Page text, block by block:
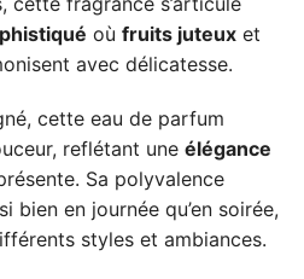
où fruits juteux et
avec délicatesse.
cette eau de parfum
reflétant une élégance
Sa polyvalence
bien en journée qu’en soirée,
styles et ambiances.